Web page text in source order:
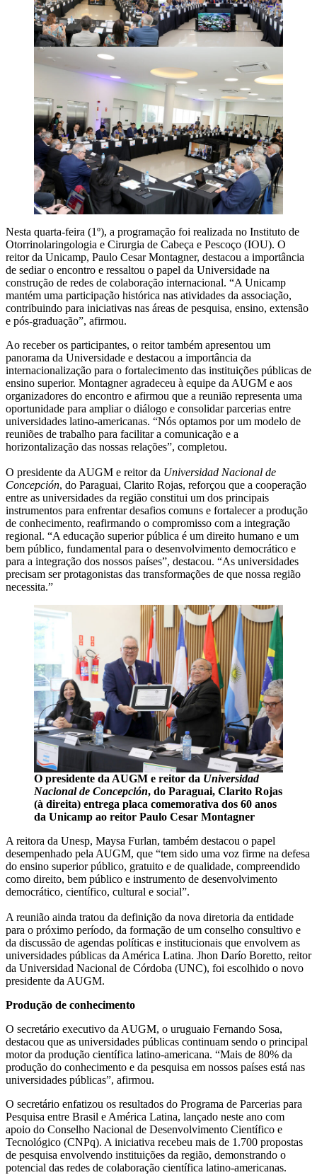
Nesta quarta-feira (1º), a programação foi realizada no Instituto de
Otorrinolaringologia e Cirurgia de Cabeça e Pescoço (IOU). O
reitor da Unicamp, Paulo Cesar Montagner, destacou a importância
de sediar o encontro e ressaltou o papel da Universidade na
construção de redes de colaboração internacional. “A Unicamp
mantém uma participação histórica nas atividades da associação,
contribuindo para iniciativas nas áreas de pesquisa, ensino, extensão
e pós-graduação”, afirmou.
Ao receber os participantes, o reitor também apresentou um
panorama da Universidade e destacou a importância da
internacionalização para o fortalecimento das instituições públicas de
ensino superior. Montagner agradeceu à equipe da AUGM e aos
organizadores do encontro e afirmou que a reunião representa uma
oportunidade para ampliar o diálogo e consolidar parcerias entre
universidades latino-americanas. “Nós optamos por um modelo de
reuniões de trabalho para facilitar a comunicação e a
horizontalização das nossas relações”, completou.
O presidente da AUGM e reitor da Universidad Nacional de
Concepción, do Paraguai, Clarito Rojas, reforçou que a cooperação
entre as universidades da região constitui um dos principais
instrumentos para enfrentar desafios comuns e fortalecer a produção
de conhecimento, reafirmando o compromisso com a integração
regional. “A educação superior pública é um direito humano e um
bem público, fundamental para o desenvolvimento democrático e
para a integração dos nossos países”, destacou. “As universidades
precisam ser protagonistas das transformações de que nossa região
necessita.”
O presidente da AUGM e reitor da Universidad
Nacional de Concepción, do Paraguai, Clarito Rojas
(à direita) entrega placa comemorativa dos 60 anos
da Unicamp ao reitor Paulo Cesar Montagner
A reitora da Unesp, Maysa Furlan, também destacou o papel
desempenhado pela AUGM, que “tem sido uma voz firme na defesa
do ensino superior público, gratuito e de qualidade, compreendido
como direito, bem público e instrumento de desenvolvimento
democrático, científico, cultural e social”.
A reunião ainda tratou da definição da nova diretoria da entidade
para o próximo período, da formação de um conselho consultivo e
da discussão de agendas políticas e institucionais que envolvem as
universidades públicas da América Latina. Jhon Darío Boretto, reitor
da Universidad Nacional de Córdoba (UNC), foi escolhido o novo
presidente da AUGM.
Produção de conhecimento
O secretário executivo da AUGM, o uruguaio Fernando Sosa,
destacou que as universidades públicas continuam sendo o principal
motor da produção científica latino-americana. “Mais de 80% da
produção do conhecimento e da pesquisa em nossos países está nas
universidades públicas”, afirmou.
O secretário enfatizou os resultados do Programa de Parcerias para
Pesquisa entre Brasil e América Latina, lançado neste ano com
apoio do Conselho Nacional de Desenvolvimento Científico e
Tecnológico (CNPq). A iniciativa recebeu mais de 1.700 propostas
de pesquisa envolvendo instituições da região, demonstrando o
potencial das redes de colaboração científica latino-americanas.